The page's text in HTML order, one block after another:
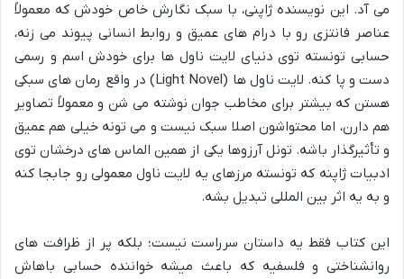
می آد. این نویسنده ژاپنی، با سبک نگارش خاص خودش که معمولاً
عناصر فانتزی رو با درام های عمیق و روابط انسانی پیوند می زنه،
حسابی تونسته توی دنیای لایت ناول ها برای خودش اسم و رسمی
دست و پا کنه. لایت ناول ها (Light Novel) در واقع رمان های سبکی
هستن که بیشتر برای مخاطب جوان نوشته می شن و معمولاً تصاویر
هم دارن، اما محتواشون اصلا سبک نیست و می تونه خیلی هم عمیق
و تأثیرگذار باشه. تونل آرزوها یکی از همین الماس های درخشان توی
ادبیات ژاپنه که تونسته مرزهای یه لایت ناول معمولی رو جابجا کنه
و به یه اثر بین المللی تبدیل بشه.
این کتاب فقط یه داستان سرراست نیست؛ بلکه پر از ظرافت های
روانشناختی و فلسفیه که باعث میشه خواننده حسابی باهاش